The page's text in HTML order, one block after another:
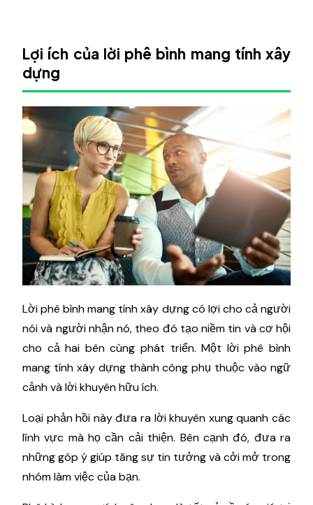
Lợi ích của lời phê bình mang tính xây
dựng
Lời phê bình mang tính xây dựng có lợi cho cả người
nói và người nhận nó, theo đó tạo niềm tin và cơ hội
cho cả hai bên cùng phát triển. Một lời phê bình
mang tính xây dựng thành công phụ thuộc vào ngữ
cảnh và lời khuyên hữu ích.
Loại phản hồi này đưa ra lời khuyên xung quanh các
lĩnh vực mà họ cần cải thiện. Bên cạnh đó, đưa ra
những góp ý giúp tăng sự tin tưởng và cởi mở trong
nhóm làm việc của bạn.